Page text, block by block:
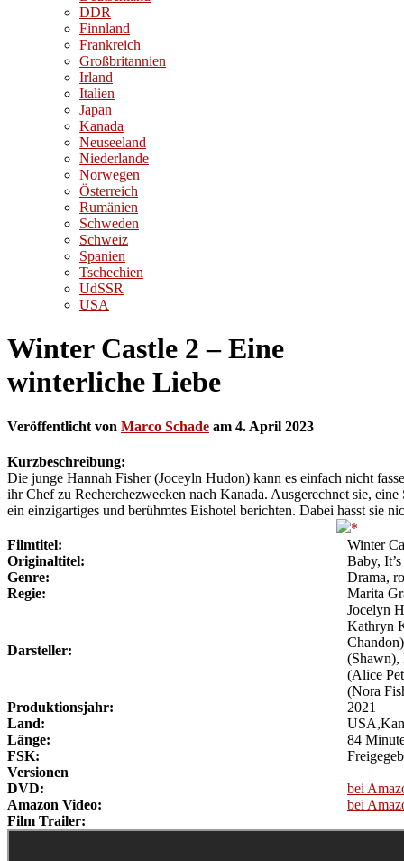
DDR
Finnland
Frankreich
Großbritannien
Irland
Italien
Japan
Kanada
Neuseeland
Niederlande
Norwegen
Österreich
Rumänien
Schweden
Schweiz
Spanien
Tschechien
UdSSR
USA
Winter Castle 2 – Eine
winterliche Liebe
Veröffentlicht von Marco Schade am 4. April 2023
Kurzbeschreibung:
Die junge Hannah Fisher (Joceyln Hudon) kann es einfach nicht
ihr Chef zu Recherchezwecken nach Kanada. Ausgerechnet sie,
ein einzigartiges und berühmtes Eishotel berichten. Dabei hasst sie
Filmtitel:
Winter
Originaltitel:
Baby,
Genre:
Drama,
Regie:
Marita
Darsteller:
Jocelyn
Kathryn
(Shawn),
(Alice
(Nora
Produktionsjahr:
2021
Land:
Länge:
84
FSK:
Versionen
DVD:
bei
Amazon Video:
bei
Film Trailer: